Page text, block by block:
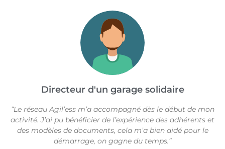
Directeur d'un garage solidaire
“Le réseau Agil’ess m’a accompagné dès le début de mon
activité. J’ai pu bénéficier de l’expérience des adhérents et
des modèles de documents, cela m’a bien aidé pour le
démarrage, on gagne du temps.”